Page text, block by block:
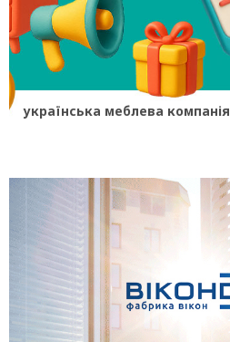
українська меблева компанія